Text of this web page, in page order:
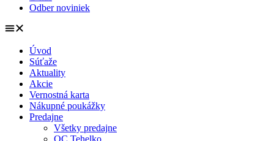
Odber noviniek
Úvod
Súťaže
Aktuality
Akcie
Vernostná karta
Nákupné poukážky
Predajne
Všetky predajne
OC Tehelko